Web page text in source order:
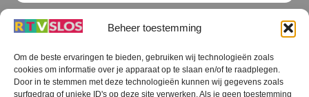
Beheer toestemming
Om de beste ervaringen te bieden, gebruiken wij technologieën zoals
cookies om informatie over je apparaat op te slaan en/of te raadplegen.
Door in te stemmen met deze technologieën kunnen wij gegevens zoals
surfgedrag of unieke ID's op deze site verwerken. Als je geen toestemming
Terug
naar
boven